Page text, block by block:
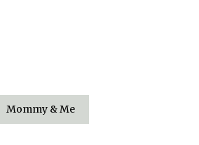
Mommy & Me